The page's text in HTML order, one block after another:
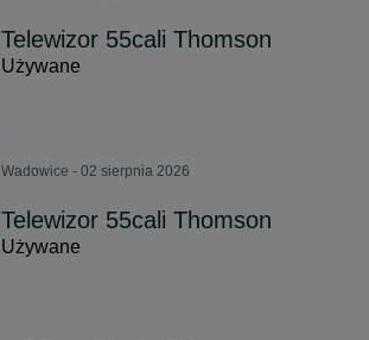
Telewizor 55cali Thomson
Używane
Wadowice - 02 sierpnia 2026
Telewizor 55cali Thomson
Używane